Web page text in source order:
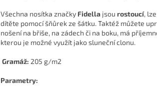
Všechna nosítka značky Fidella jsou rostoucí,
dítěte pomocí šňůrek ze šátku. Taktéž můžete
nošení na břiše, na zádech či na boku, má
kterou je možné využít jako sluneční clonu.
Gramáž: 205 g/m2
Parametry: